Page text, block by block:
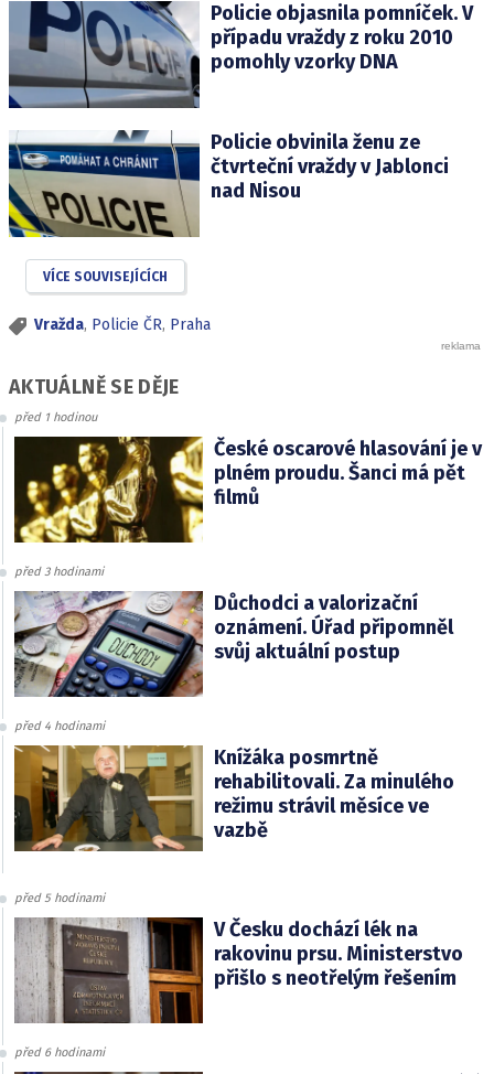
Policie objasnila pomníček. V
případu vraždy z roku 2010
pomohly vzorky DNA
Policie obvinila ženu ze
čtvrteční vraždy v Jablonci
nad Nisou
VÍCE SOUVISEJÍCÍCH
Vražda, Policie ČR, Praha
AKTUÁLNĚ SE DĚJE
před 1 hodinou
České oscarové hlasování je v
plném proudu. Šanci má pět
filmů
před 3 hodinami
Důchodci a valorizační
oznámení. Úřad připomněl
svůj aktuální postup
před 4 hodinami
Knížáka posmrtně
rehabilitovali. Za minulého
režimu strávil měsíce ve
vazbě
před 5 hodinami
V Česku dochází lék na
rakovinu prsu. Ministerstvo
přišlo s neotřelým řešením
před 6 hodinami